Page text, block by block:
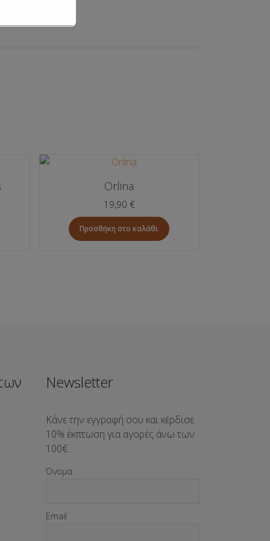
Orlina
19,90 €
Προσθήκη στο καλάθι
Newsletter
Κάνε την εγγραφή σου και κέρδισε
10% έκπτωση για αγορές άνω των
100€.
Όνομα
Email